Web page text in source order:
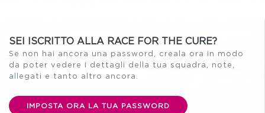
SEI ISCRITTO ALLA RACE FOR THE CURE?
Se non hai ancora una password, creala ora in modo
da poter vedere i dettagli della tua squadra, note,
allegati e tanto altro ancora.
IMPOSTA ORA LA TUA PASSWORD